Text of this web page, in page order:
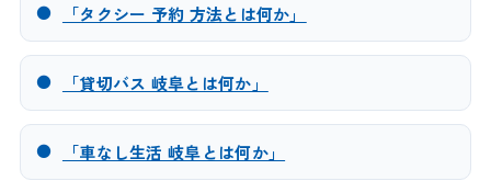
● 「タクシー 予約 方法とは何か」
● 「貸切バス 岐阜とは何か」
● 「車なし生活 岐阜とは何か」